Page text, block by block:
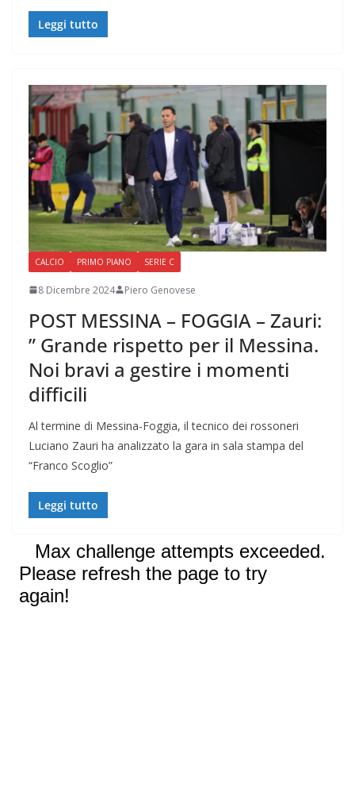
Leggi tutto
CALCIO PRIMO PIANO SERIE C
8 Dicembre 2024 Piero Genovese
POST MESSINA – FOGGIA – Zauri:
” Grande rispetto per il Messina.
Noi bravi a gestire i momenti
difficili
Al termine di Messina-Foggia, il tecnico dei rossoneri
Luciano Zauri ha analizzato la gara in sala stampa del
“Franco Scoglio”
Leggi tutto